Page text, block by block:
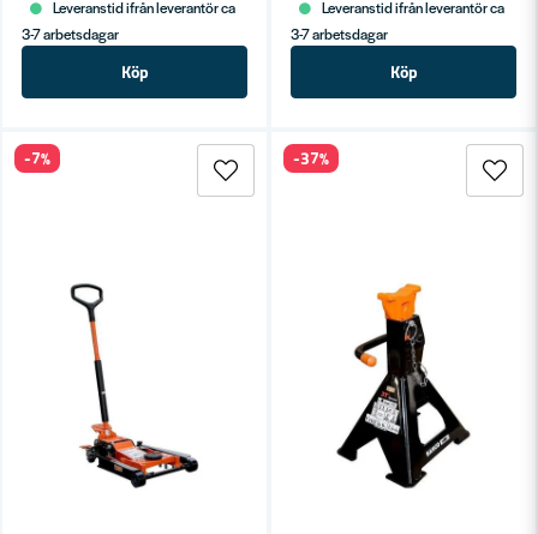
Leveranstid ifrån leverantör ca
3-7 arbetsdagar
Köp
Leveranstid ifrån leverantör ca
3-7 arbetsdagar
Köp
-7% -37%